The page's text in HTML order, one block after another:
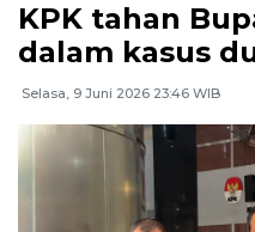
KPK tahan
dalam kasus
Selasa, 9 Juni 2026 23:46 WIB